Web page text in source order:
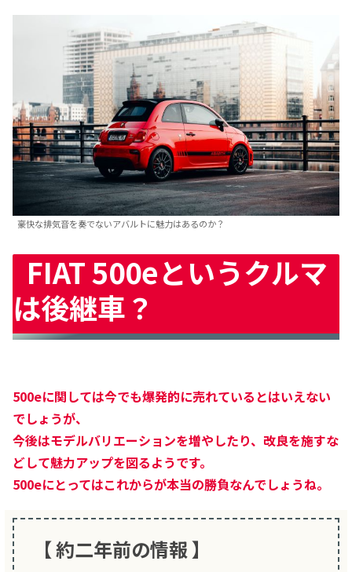
豪快な排気音を奏でないアバルトに魅力はあるのか？
FIAT 500eというクルマ
は後継車？
500eに関しては今でも爆発的に売れているとはいえない
でしょうが、
今後はモデルバリエーションを増やしたり、改良を施すな
どして魅力アップを図るようです。
500eにとってはこれからが本当の勝負なんでしょうね。
【 約二年前の情報 】